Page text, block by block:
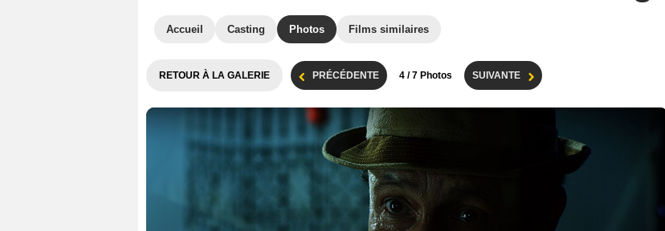
Accueil Casting Photos Films similaires
RETOUR À LA GALERIE PRÉCÉDENTE 4 / 7 Photos SUIVANTE